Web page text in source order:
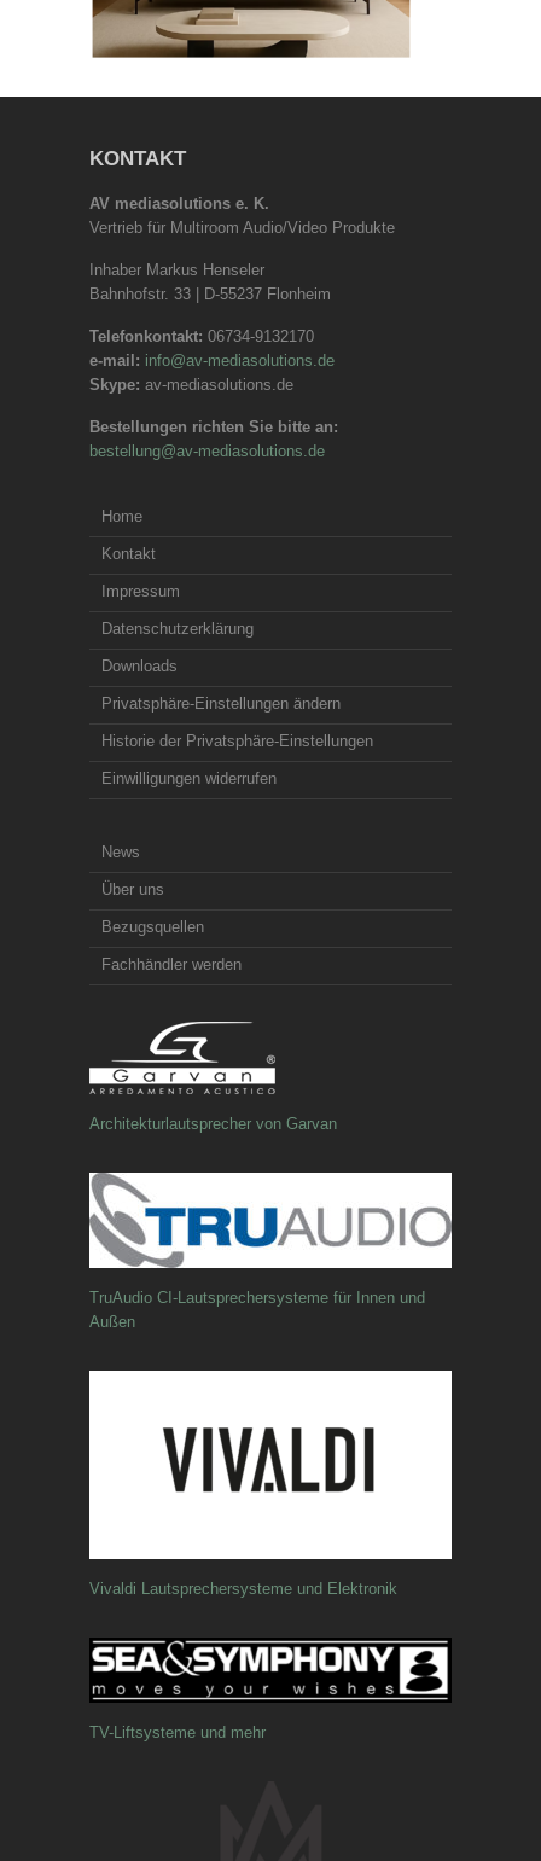
KONTAKT
AV mediasolutions e. K.
Vertrieb für Multiroom Audio/Video Produkte
Inhaber Markus Henseler
Bahnhofstr. 33 | D-55237 Flonheim
Telefonkontakt: 06734-9132170
e-mail: info@av-mediasolutions.de
Skype: av-mediasolutions.de
Bestellungen richten Sie bitte an:
bestellung@av-mediasolutions.de
Home
Kontakt
Impressum
Datenschutzerklärung
Downloads
Privatsphäre-Einstellungen ändern
Historie der Privatsphäre-Einstellungen
Einwilligungen widerrufen
News
Über uns
Bezugsquellen
Fachhändler werden
Architekturlautsprecher von Garvan
TruAudio CI-Lautsprechersysteme für Innen und
Außen
Vivaldi Lautsprechersysteme und Elektronik
TV-Liftsysteme und mehr